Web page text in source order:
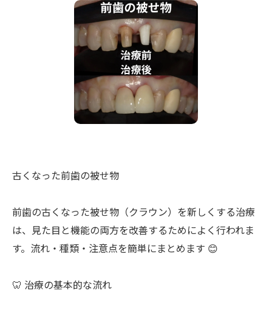
古くなった前歯の被せ物
前歯の古くなった被せ物（クラウン）を新しくする治療
は、見た目と機能の両方を改善するためによく行われま
す。流れ・種類・注意点を簡単にまとめます 😊
🦷 治療の基本的な流れ